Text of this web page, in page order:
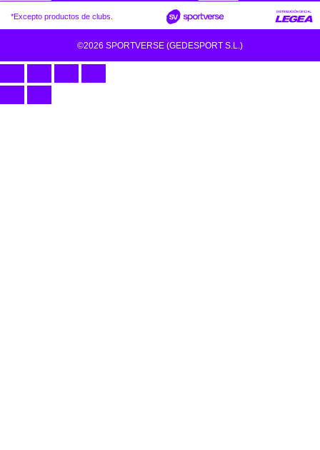
*Excepto productos de clubs.
©2026 SPORTVERSE (GEDESPORT S.L.)